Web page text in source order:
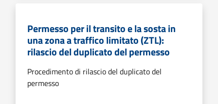
Permesso per il transito e la sosta in
una zona a traffico limitato (ZTL):
rilascio del duplicato del permesso
Procedimento di rilascio del duplicato del
permesso